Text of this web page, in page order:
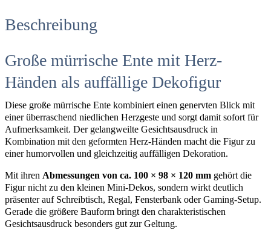
Beschreibung
Große mürrische Ente mit Herz-
Händen als auffällige Dekofigur
Diese große mürrische Ente kombiniert einen genervten Blick mit
einer überraschend niedlichen Herzgeste und sorgt damit sofort für
Aufmerksamkeit. Der gelangweilte Gesichtsausdruck in
Kombination mit den geformten Herz-Händen macht die Figur zu
einer humorvollen und gleichzeitig auffälligen Dekoration.
Mit ihren Abmessungen von ca. 100 × 98 × 120 mm gehört die
Figur nicht zu den kleinen Mini-Dekos, sondern wirkt deutlich
präsenter auf Schreibtisch, Regal, Fensterbank oder Gaming-Setup.
Gerade die größere Bauform bringt den charakteristischen
Gesichtsausdruck besonders gut zur Geltung.